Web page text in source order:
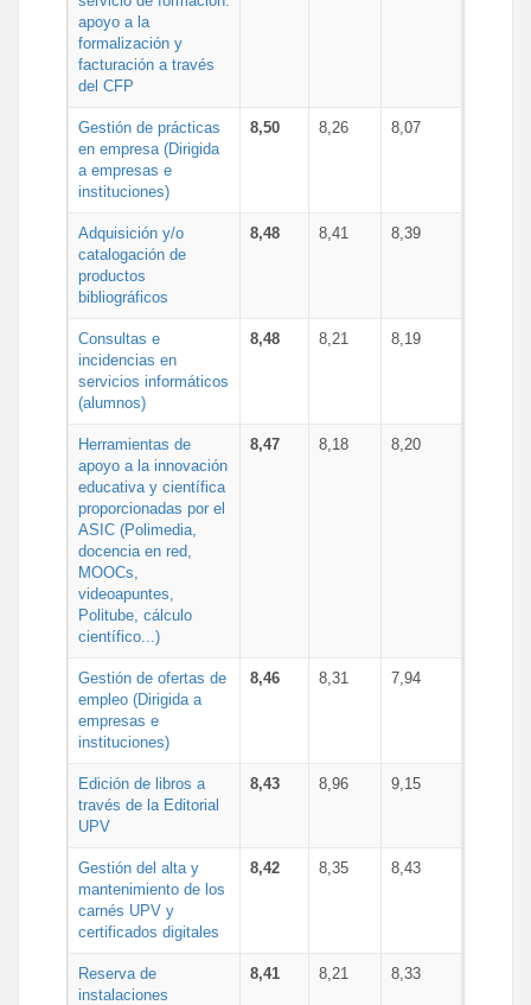
apoyo a la
formalización y
facturación a través
del CFP
Gestión de prácticas
en empresa (Dirigida
a empresas e
instituciones)
8,50 8,26 8,07
Adquisición y/o
catalogación de
productos
bibliográficos
8,48 8,41 8,39
Consultas e
incidencias en
servicios informáticos
(alumnos)
8,48 8,21 8,19
Herramientas de
apoyo a la innovación
educativa y científica
proporcionadas por el
ASIC (Polimedia,
docencia en red,
MOOCs,
videoapuntes,
Politube, cálculo
científico...)
8,47 8,18 8,20
Gestión de ofertas de
empleo (Dirigida a
empresas e
instituciones)
8,46 8,31 7,94
Edición de libros a
través de la Editorial
UPV
8,43 8,96 9,15
Gestión del alta y
mantenimiento de los
carnés UPV y
certificados digitales
8,42 8,35 8,43
Reserva de
instalaciones
8,41 8,21 8,33